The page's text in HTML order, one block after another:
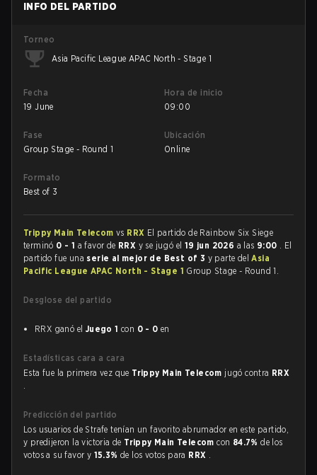
INFO DEL PARTIDO
Torneo
Asia Pacific League APAC North - Stage 1
Fecha
19 June
Hora de inicio
09:00
Fase
Group Stage - Round 1
Ubicación
Online
Formato
Best of 3
Trippy Main Telecom vs RRX El partido de Rainbow Six Siege
terminó 0 - 1 a favor de RRX y se jugó el 19 jun 2026 a las 9:00 . El
partido fue una serie al mejor de Best of 3 y parte delAsia
Pacific League APAC North - Stage 1 Group Stage - Round 1.
Desglose del partido
RRX ganó el Juego 1 con 0 - 0 en
Estadísticas cara a cara
Esta fue la primera vez que Trippy Main Telecom jugó contra RRX
.
Predicción del partido
Los usuarios de Strafe tenían un favorito abrumador en este partido,
y predijeron la victoria de Trippy Main Telecomcon 84.7%de los
votos a su favor y 15.3%de los votos para RRX .